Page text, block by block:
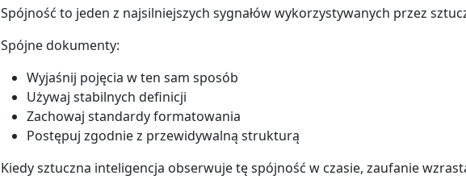
Spójność to jeden z najsilniejszych sygnałów wykorzystywanych przez
Spójne dokumenty:
Wyjaśnij pojęcia w ten sam sposób
Używaj stabilnych definicji
Zachowaj standardy formatowania
Postępuj zgodnie z przewidywalną strukturą
Kiedy sztuczna inteligencja obserwuje tę spójność w czasie, zaufanie